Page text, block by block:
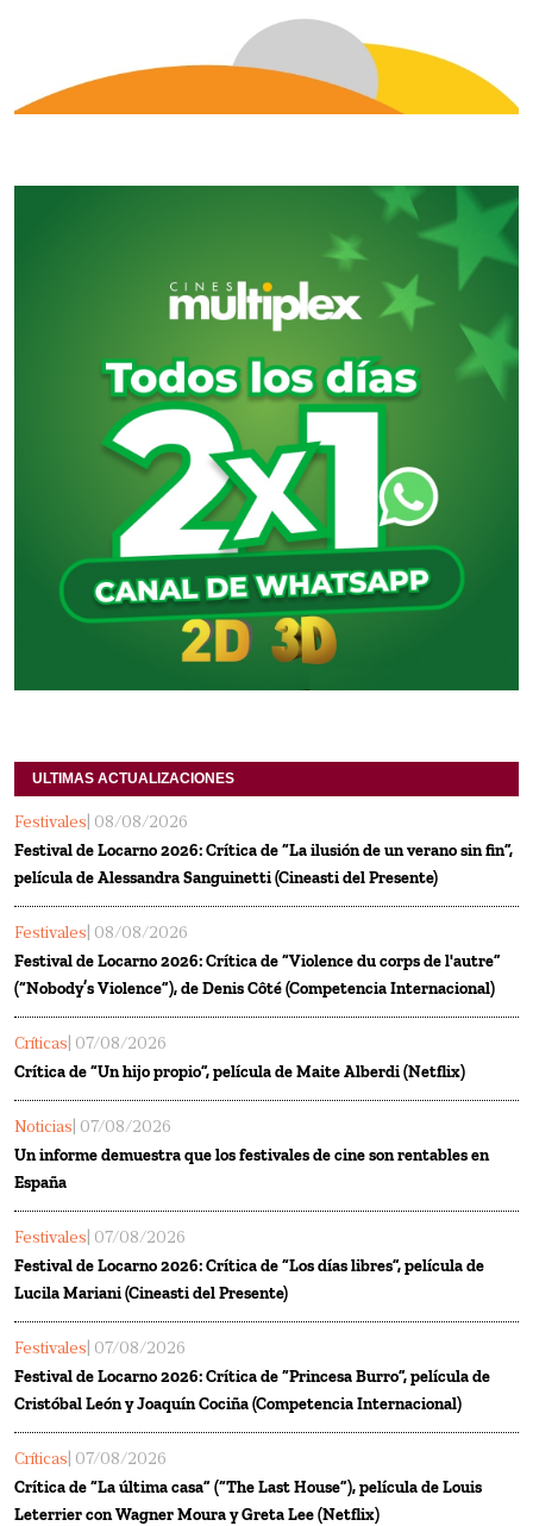
ULTIMAS ACTUALIZACIONES
Festivales | 08/08/2026
Festival de Locarno 2026: Crítica de “La ilusión de un verano sin fin”,
película de Alessandra Sanguinetti (Cineasti del Presente)
Festivales | 08/08/2026
Festival de Locarno 2026: Crítica de “Violence du corps de l'autre”
(“Nobody’s Violence”), de Denis Côté (Competencia Internacional)
Críticas | 07/08/2026
Crítica de “Un hijo propio”, película de Maite Alberdi (Netflix)
Noticias | 07/08/2026
Un informe demuestra que los festivales de cine son rentables en
España
Festivales | 07/08/2026
Festival de Locarno 2026: Crítica de “Los días libres”, película de
Lucila Mariani (Cineasti del Presente)
Festivales | 07/08/2026
Festival de Locarno 2026: Crítica de “Princesa Burro”, película de
Cristóbal León y Joaquín Cociña (Competencia Internacional)
Críticas | 07/08/2026
Crítica de “La última casa” (“The Last House”), película de Louis
Leterrier con Wagner Moura y Greta Lee (Netflix)